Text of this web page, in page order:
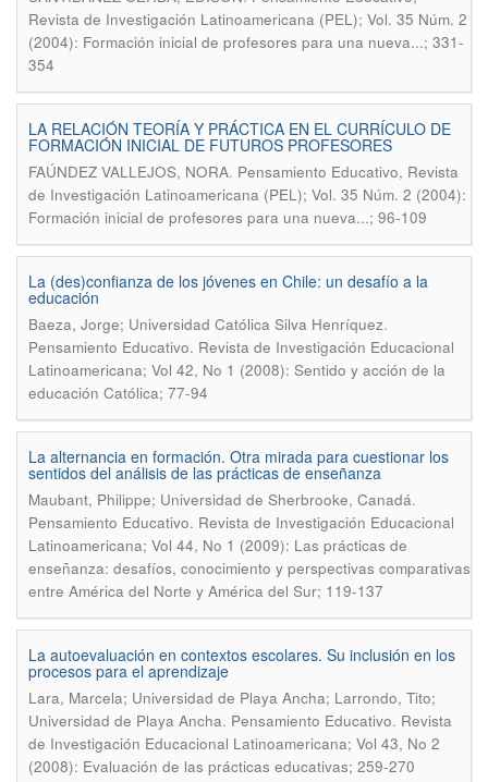
Revista de Investigación Latinoamericana (PEL); Vol. 35 Núm. 2
(2004): Formación inicial de profesores para una nueva...; 331-
354
LA RELACIÓN TEORÍA Y PRÁCTICA EN EL CURRÍCULO DE
FORMACIÓN INICIAL DE FUTUROS PROFESORES
FAÚNDEZ VALLEJOS, NORA. Pensamiento Educativo, Revista
de Investigación Latinoamericana (PEL); Vol. 35 Núm. 2 (2004):
Formación inicial de profesores para una nueva...; 96-109
La (des)confianza de los jóvenes en Chile: un desafío a la
educación
Baeza, Jorge; Universidad Católica Silva Henríquez.
Pensamiento Educativo. Revista de Investigación Educacional
Latinoamericana; Vol 42, No 1 (2008): Sentido y acción de la
educación Católica; 77-94
La alternancia en formación. Otra mirada para cuestionar los
sentidos del análisis de las prácticas de enseñanza
Maubant, Philippe; Universidad de Sherbrooke, Canadá.
Pensamiento Educativo. Revista de Investigación Educacional
Latinoamericana; Vol 44, No 1 (2009): Las prácticas de
enseñanza: desafíos, conocimiento y perspectivas comparativas
entre América del Norte y América del Sur; 119-137
La autoevaluación en contextos escolares. Su inclusión en los
procesos para el aprendizaje
Lara, Marcela; Universidad de Playa Ancha; Larrondo, Tito;
Universidad de Playa Ancha. Pensamiento Educativo. Revista
de Investigación Educacional Latinoamericana; Vol 43, No 2
(2008): Evaluación de las prácticas educativas; 259-270